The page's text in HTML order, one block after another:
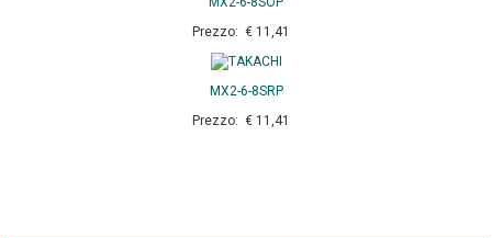
Prezzo: € 11,41
MX2-6-8SRP
Prezzo: € 11,41